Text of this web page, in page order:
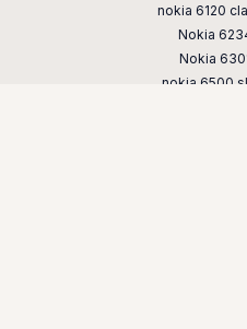
nokia 6120
Nokia
Nokia
nokia 6500